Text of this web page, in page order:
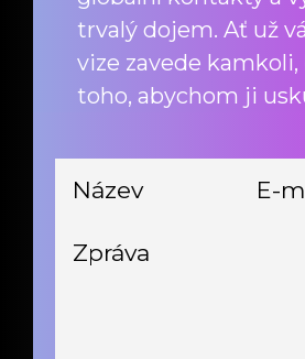
trvalý dojem. Ať už
vize zavede
toho, abychom ji